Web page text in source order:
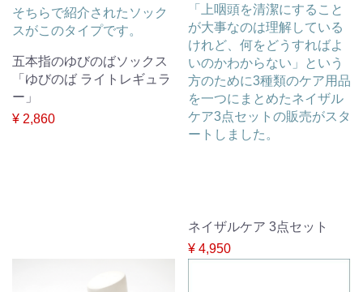
そちらで紹介されたソック
スがこのタイプです。
五本指のゆびのばソックス
「ゆびのば ライトレギュラ
ー」
¥ 2,860
「上咽頭を清潔にすること
が大事なのは理解している
けれど、何をどうすればよ
いのかわからない」という
方のために3種類のケア用品
を一つにまとめたネイザル
ケア3点セットの販売がスタ
ートしました。
ネイザルケア 3点セット
¥ 4,950